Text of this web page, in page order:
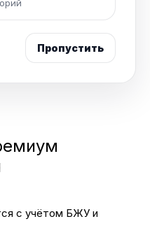
Пропустить
с учётом БЖУ и